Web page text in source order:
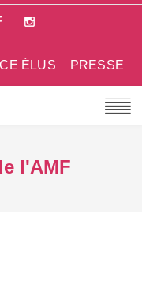
PRESSE
ÉLUS
l'AMF